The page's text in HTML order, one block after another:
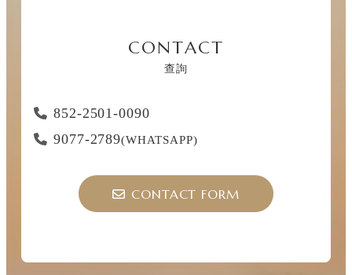
CONTACT
查詢
852-2501-0090
9077-2789(WHATSAPP)
CONTACT FORM